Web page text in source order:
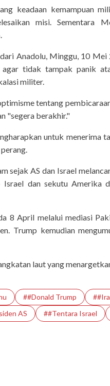
keadaan kemampuan
misi. Sementara
Anadolu, Minggu, 10
tidak tampak panik
militer.
tentang
"segera berakhir."
untuk menerima
sejak AS dan Israel
dan sekutu Amerika
8 April melalui mediasi
Trump kemudian
laut yang
##Donald Trump
AS ##Tentara Israel